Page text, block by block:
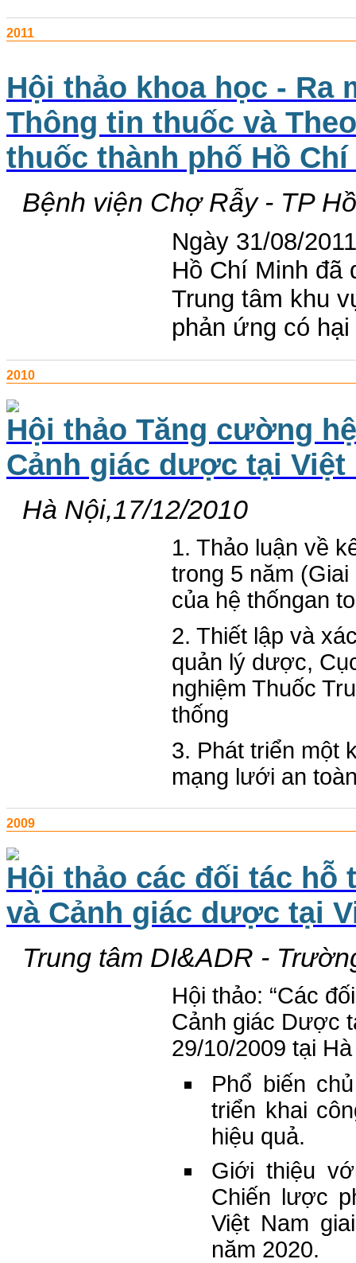
2011
Hội thảo khoa học - Ra
Thông tin thuốc và
thuốc thành phố Hồ
Bệnh viện Chợ Rẫy - TP
Ngày 31/08/
Hồ Chí Minh đã
Trung tâm khu
phản ứng có
2010
Hội thảo Tăng cường
Cảnh giác dược tại Việt
Hà Nội,17/12/2010
1. Thảo luận về
trong 5 năm
của hệ thốngan
2. Thiết lập và
quản lý dược,
nghiệm Thuốc
thống
3. Phát triển một
mạng lưới an
2009
Hội thảo các đối tác
và Cảnh giác dược tại
Trung tâm DI&ADR -
Hội thảo: “Các
Cảnh giác Dược
29/10/2009 tại
Phổ biến
triển khai
hiệu quả.
Giới thiệu
Chiến lược
Việt Nam
năm 2020.